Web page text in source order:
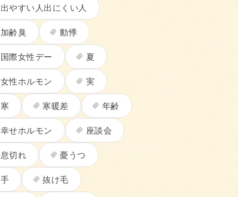
出やすい人出にくい人
加齢臭 動悸
国際女性デー 夏
女性ホルモン 実
寒 寒暖差 年齢
幸せホルモン 座談会
息切れ 憂うつ
手 抜け毛